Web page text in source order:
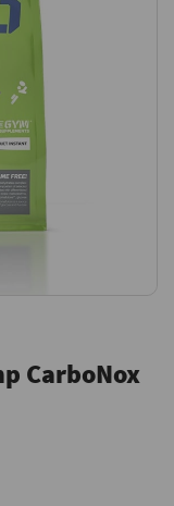
CarboNox